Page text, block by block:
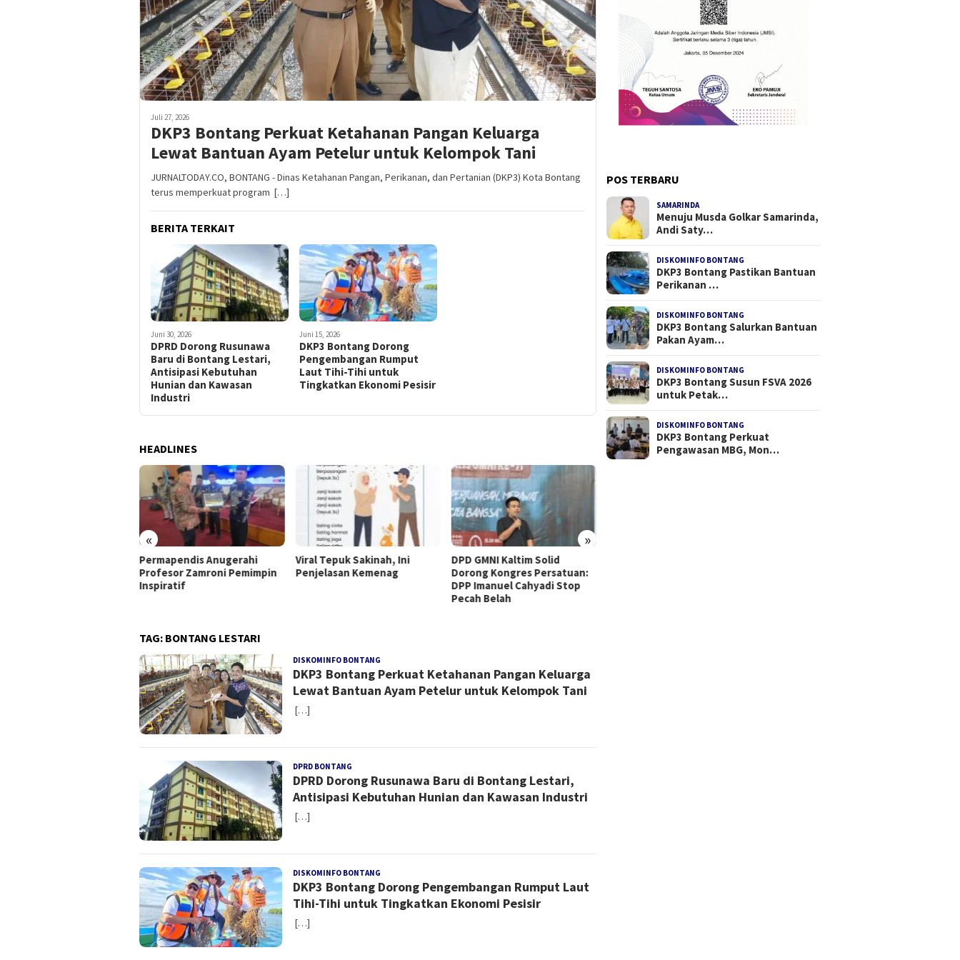
Juli 27, 2026
DKP3 Bontang Perkuat Ketahanan Pangan Keluarga
Lewat Bantuan Ayam Petelur untuk Kelompok Tani
JURNALTODAY.CO, BONTANG - Dinas Ketahanan Pangan, Perikanan, dan Pertanian (DKP3) Kota Bontang
terus memperkuat program […]
BERITA TERKAIT
Juni 30, 2026
DPRD Dorong Rusunawa
Baru di Bontang Lestari,
Antisipasi Kebutuhan
Hunian dan Kawasan
Industri
Juni 15, 2026
DKP3 Bontang Dorong
Pengembangan Rumput
Laut Tihi-Tihi untuk
Tingkatkan Ekonomi Pesisir
HEADLINES
« »
Viral Tepuk Sakinah, Ini
Penjelasan Kemenag
DPD GMNI Kaltim Solid
Dorong Kongres Persatuan:
Pendidikan Dasar Gratis, Hak
Konstitusional
TAG: BONTANG LESTARI
DISKOMINFO BONTANG
DKP3 Bontang Perkuat Ketahanan Pangan Keluarga
Lewat Bantuan Ayam Petelur untuk Kelompok Tani
[…]
DPRD BONTANG
DPRD Dorong Rusunawa Baru di Bontang Lestari,
Antisipasi Kebutuhan Hunian dan Kawasan Industri
[…]
DISKOMINFO BONTANG
DKP3 Bontang Dorong Pengembangan Rumput Laut
Tihi-Tihi untuk Tingkatkan Ekonomi Pesisir
[…]
POS TERBARU
SAMARINDA
Menuju Musda Golkar Samarinda,
Andi Saty…
DISKOMINFO BONTANG
DKP3 Bontang Pastikan Bantuan
Perikanan …
DISKOMINFO BONTANG
DKP3 Bontang Salurkan Bantuan
Pakan Ayam…
DISKOMINFO BONTANG
DKP3 Bontang Susun FSVA 2026
untuk Petak…
DISKOMINFO BONTANG
DKP3 Bontang Perkuat
Pengawasan MBG, Mon…